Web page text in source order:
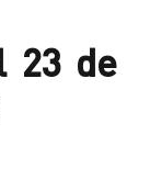
23 de